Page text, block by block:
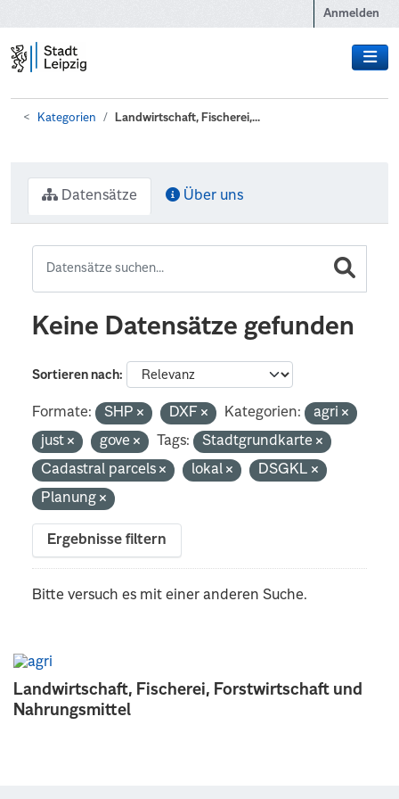
Anmelden
Kategorien Landwirtschaft, Fischerei,...
Landwirtschaft, Fischerei, Forstwirtschaft und
Nahrungsmittel
Datensätze Über uns
Keine Datensätze gefunden
Sortieren nach
Formate: SHP DXF Kategorien:
agri
just
gove Tags:
Stadtgrundkarte
Cadastral parcels
lokal
DSGKL
Planung
Ergebnisse filtern
Bitte versuch es mit einer anderen Suche.